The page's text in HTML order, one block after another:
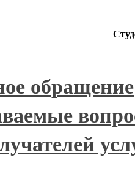
обращение